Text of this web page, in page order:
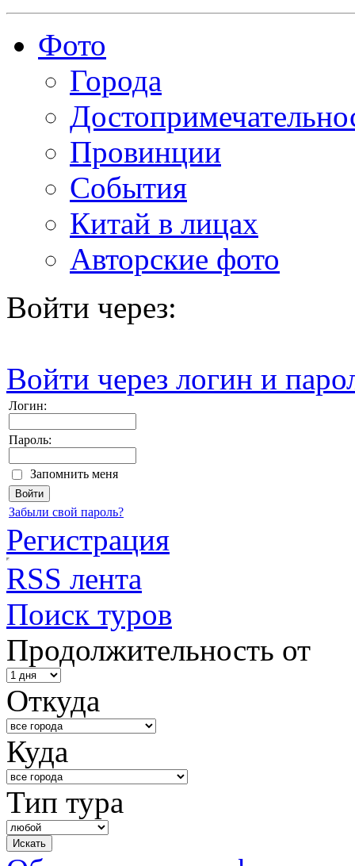
Фото
Города
Провинции
События
Китай в лицах
Авторские фото
Войти через:
Войти через логин и
Логин:
Пароль:
Запомнить меня
Забыли свой пароль?
Регистрация
RSS лента
Поиск туров
Продолжительность от
Откуда
Куда
Тип тура